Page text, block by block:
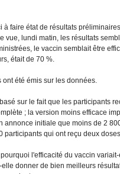
faire état de résultats
vue, lundi matin, les résultats
le vaccin semblait être
était de 70 %.
été émis sur les données.
sur le fait que les participants
; la version moins efficace
annonce initiale que moins de 2
qui ont reçu deux
l'efficacité du vaccin
donner de bien meilleurs